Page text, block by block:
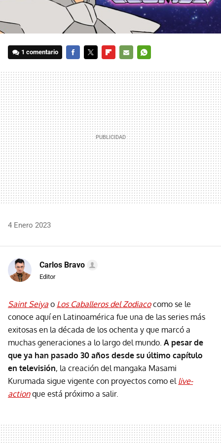
1 comentario
MAIL
4 Enero 2023
Carlos Bravo
Editor
Saint Seiya o Los Caballeros del Zodiacocomo se le
conoce aquí en Latinoamérica fue una de las series más
exitosas en la década de los ochenta y que marcó a
muchas generaciones a lo largo del mundo. A pesar de
que ya han pasado 30 años desde su último capítulo
en televisión, la creación del mangaka Masami
Kurumada sigue vigente con proyectos como el live-
action que está próximo a salir.